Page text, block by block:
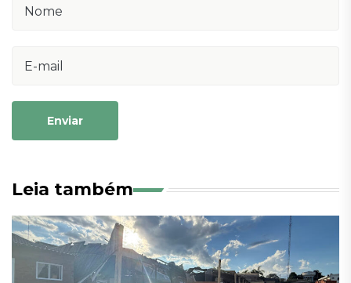
Enviar
Leia também